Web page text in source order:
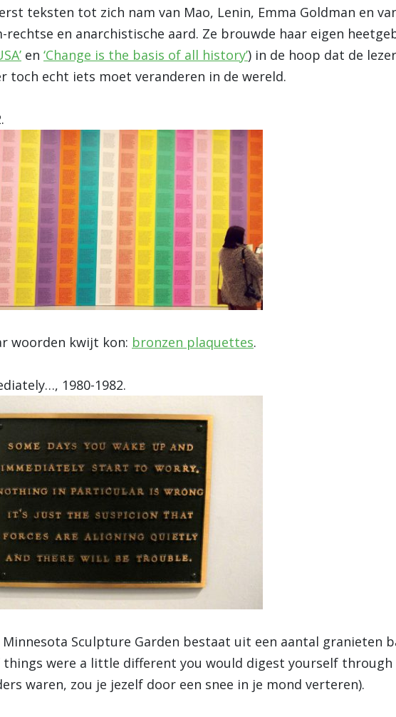
teksten tot zich nam van Mao, Lenin, Emma Goldman en
en anarchistische aard. Ze brouwde haar eigen
en ‘Change is the basis of all history’) in de hoop dat de lezer
toch echt iets moet veranderen in de wereld.
woorden kwijt kon: bronzen plaquettes.
1980-1982.
Sculpture Garden bestaat uit een aantal granieten
things were a little different you would digest yourself through
waren, zou je jezelf door een snee in je mond verteren).